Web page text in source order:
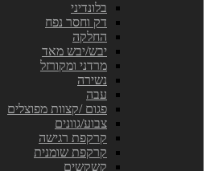
בלונדיני
דק וחסר נפח
החלקה
יבש/יבש מאד
מרדני ומקורזל
נשירה
עבה
פגום /קצוות מפוצלים
צבוע/גוונים
קרקפת רגישה
קרקפת שומנית
קשקשים